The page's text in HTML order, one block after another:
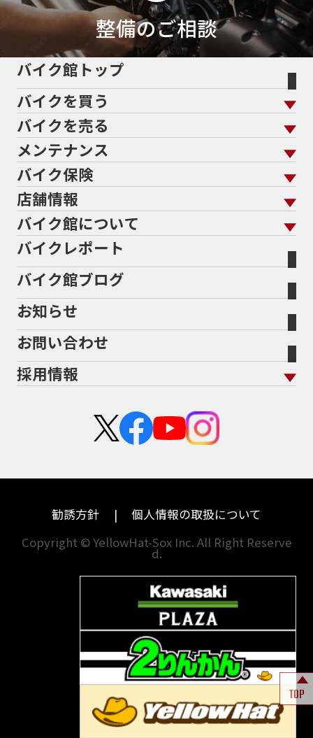
整備のご相談
バイク館トップ
バイクを買う
バイクを買う トップ
バイクを探す
メーカーから探す
色から探す
スタイルから探す
排気量から探す
地域から探す
走行距離から探す
中古車から探す
バイクを売る
バイクを売る トップ
バイク館買取の強み
バイクを高く売るコツ
バイク買取の流れ
全国展開の強み
よくあるご質問
バイク買取強化車両
オンライン査定フォーム
メーカー別買取相場・
ヤマハ
ホンダ
スズキ
ハーレーダビッドソン
ドゥカティ
トライアンフ
アプリリア
KTM
モトグッツイ
MVアグスタ
他海外ﾒｰｶｰ
メンテナンス
メンテナンス トップ
バイク点検
バイク車検
Bikeep
プロテクションフィルム
バイク保険
バイク保険 トップ
自賠責保険
任意保険
バイク保険無料見積り（現在未加入の方）
バイク保険無料見積り（他社でご加入の方）
盗難保険
店舗情報
店舗情報 トップ
北海道
宮城
福島
茨城
栃木
兵庫
福岡
長崎
熊本
バイク館について
バイク館について トップ
バイク館が選ばれる理由
会社概要
沿革
二輪公正取引協議会加盟店
バイクレポート
バイク館ブログ
お知らせ
お問い合わせ
採用情報
中途採用・アルバイト
TOP
勧誘方針
個人情報の取扱について
Copyright © YellowHat-Sox Inc. All Right Reserve
d.